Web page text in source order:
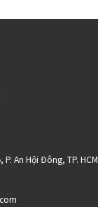
An Hội Đông, TP. HCM